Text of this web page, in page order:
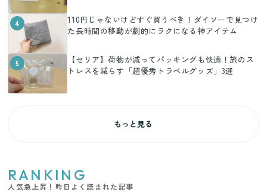
4
110円じゃないけどすぐ買うべき！ダイソーで見つけ
た長時間の移動が劇的にラクになる神アイテム
5
【セリア】荷物が減ってパッキングも快適！旅のス
トレスを減らす「超優秀トラベルグッズ」3選
もっと見る
RANKING
人気急上昇！昨日よく読まれた記事